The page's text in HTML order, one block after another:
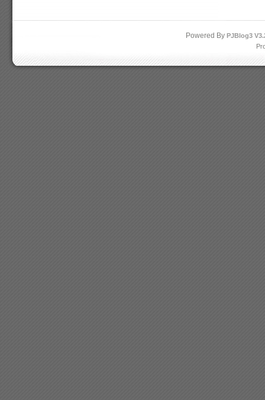
Powered By PJBlog3